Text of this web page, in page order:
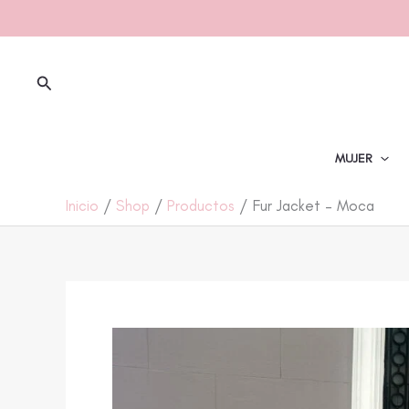
al
Buscar
MUJER
Inicio Shop Productos Fur Jacket – Moca